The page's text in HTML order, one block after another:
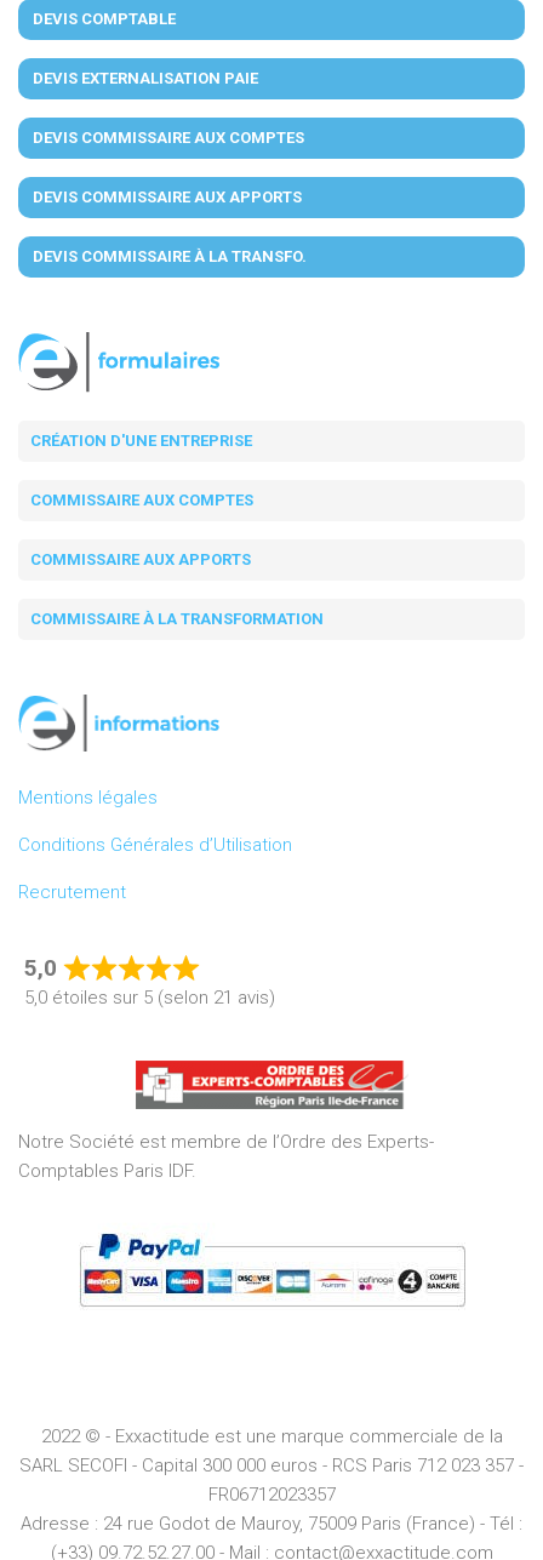
DEVIS COMPTABLE
DEVIS EXTERNALISATION PAIE
DEVIS COMMISSAIRE AUX COMPTES
DEVIS COMMISSAIRE AUX APPORTS
DEVIS COMMISSAIRE À LA TRANSFO.
CRÉATION D'UNE ENTREPRISE
COMMISSAIRE AUX COMPTES
COMMISSAIRE AUX APPORTS
COMMISSAIRE À LA TRANSFORMATION
Mentions légales
Conditions Générales d’Utilisation
Recrutement
5,0
Rated
5,0
of
5
5,0 étoiles sur 5 (selon 21 avis)
Notre Société est membre de l’Ordre des Experts-
Comptables Paris IDF.
2022 © - Exxactitude est une marque commerciale de la
SARL SECOFI - Capital 300 000 euros - RCS Paris 712 023 357 -
FR06712023357
Adresse : 24 rue Godot de Mauroy, 75009 Paris (France) - Tél :
(+33) 09.72.52.27.00 - Mail : contact@exxactitude.com